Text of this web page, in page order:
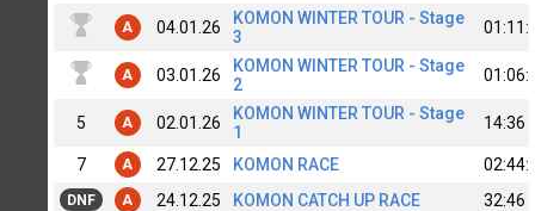
A 04.01.26
KOMON WINTER TOUR - Stage
3
A 03.01.26
KOMON WINTER TOUR - Stage
2
5 A 02.01.26
KOMON WINTER TOUR - Stage
1
14:36
7 A 27.12.25 KOMON RACE
DNF A 24.12.25 KOMON CATCH UP RACE 32:46